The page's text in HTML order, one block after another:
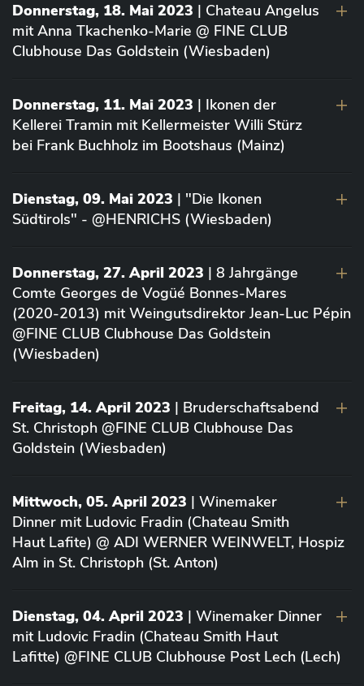
Donnerstag, 18. Mai 2023 | Chateau Angelus
mit Anna Tkachenko-Marie @ FINE CLUB
Clubhouse Das Goldstein (Wiesbaden)
Donnerstag, 11. Mai 2023 | Ikonen der
Kellerei Tramin mit Kellermeister Willi Stürz
bei Frank Buchholz im Bootshaus (Mainz)
Dienstag, 09. Mai 2023 | "Die Ikonen
Südtirols" - @HENRICHS (Wiesbaden)
Donnerstag, 27. April 2023 | 8 Jahrgänge
Comte Georges de Vogüé Bonnes-Mares
(2020-2013) mit Weingutsdirektor Jean-Luc Pépin
@FINE CLUB Clubhouse Das Goldstein
(Wiesbaden)
Freitag, 14. April 2023 | Bruderschaftsabend
St. Christoph @FINE CLUB Clubhouse Das
Goldstein (Wiesbaden)
Mittwoch, 05. April 2023 | Winemaker
Dinner mit Ludovic Fradin (Chateau Smith
Haut Lafite) @ ADI WERNER WEINWELT, Hospiz
Alm in St. Christoph (St. Anton)
Dienstag, 04. April 2023 | Winemaker Dinner
mit Ludovic Fradin (Chateau Smith Haut
Lafitte) @FINE CLUB Clubhouse Post Lech (Lech)